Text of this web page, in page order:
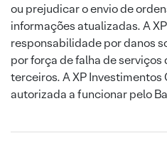
ou prejudicar o envio de
informações atualizadas. A
responsabilidade por danos
por força de falha de
terceiros. A XP Investimentos
autorizada a funcionar pelo